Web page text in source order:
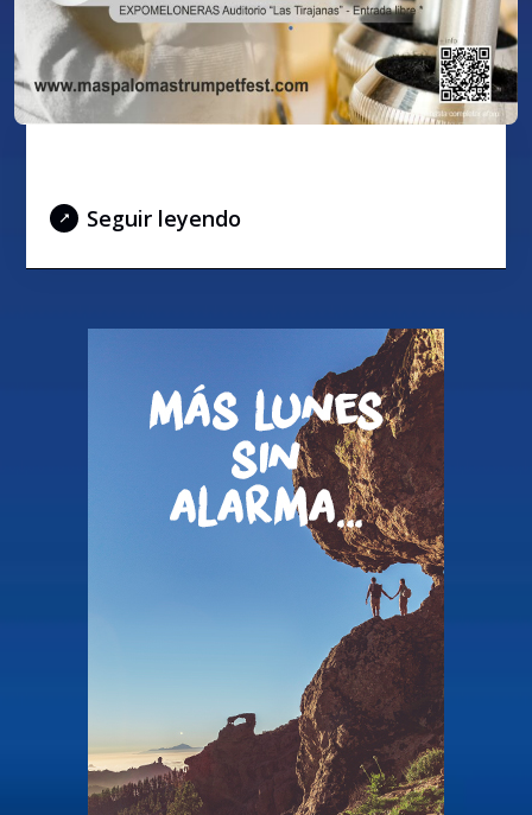
Seguir leyendo